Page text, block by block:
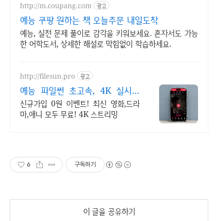
http://m.coupang.com 광고
예능 쿠팡 원하는 책 오늘주문 내일도착
예능, 실전 문제 풀이로 감각을 키워보세요. 혼자서도 가능
한 어학도서, 상세한 해설로 막힘없이 학습하세요.
http://filesun.pro 광고
예능 파일썬 초고속, 4K 실시간
보기!
신규가입 0원 이벤트! 최신 영화,드라
마,애니 모두 무료! 4K 스트리밍
6 구독하기
이 글을 공유하기